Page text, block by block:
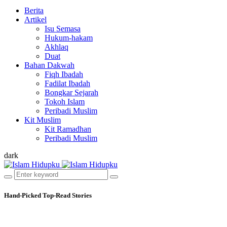
Berita
Artikel
Isu Semasa
Hukum-hakam
Akhlaq
Duat
Bahan Dakwah
Fiqh Ibadah
Fadilat Ibadah
Bongkar Sejarah
Tokoh Islam
Peribadi Muslim
Kit Muslim
Kit Ramadhan
Peribadi Muslim
dark
Hand-Picked Top-Read Stories